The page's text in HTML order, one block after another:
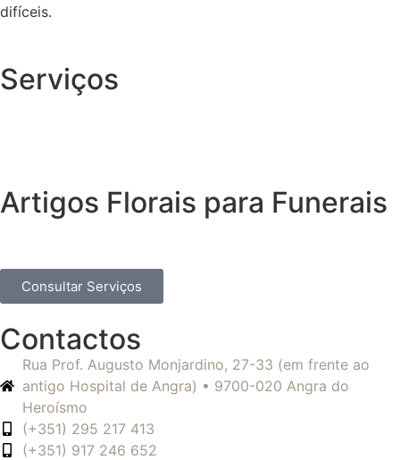
difíceis.
Serviços
Artigos Florais para Funerais
Consultar Serviços
Contactos
Rua Prof. Augusto Monjardino, 27-33 (em frente ao
antigo Hospital de Angra) • 9700-020 Angra do
Heroísmo
(+351) 295 217 413
(+351) 917 246 652